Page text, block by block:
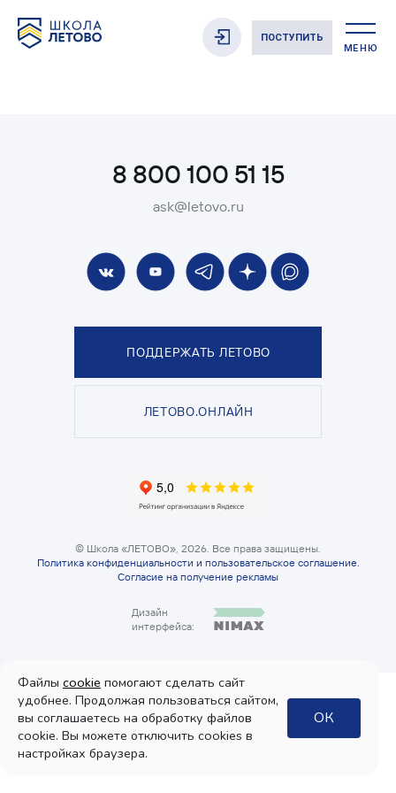
ПОСТУПИТЬ
МЕНЮ
8 800 100 51 15
ask@letovo.ru
ПОДДЕРЖАТЬ ЛЕТОВО
ЛЕТОВО.ОНЛАЙН
© Школа «ЛЕТОВО», 2026. Все права защищены.
Политика конфиденциальности и пользовательское соглашение.
Согласие на получение рекламы
Дизайн
интерфейса:
Файлы cookie помогают сделать сайт
удобнее. Продолжая пользоваться сайтом,
вы соглашаетесь на обработку файлов
cookie. Вы можете отключить cookies в
настройках браузера.
ОК